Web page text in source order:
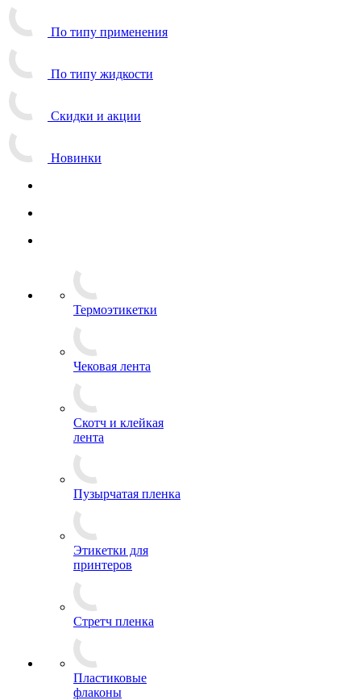
По типу применения
По типу жидкости
Скидки и акции
Новинки
Термоэтикетки
Чековая лента
Скотч и клейкая
лента
Пузырчатая пленка
Этикетки для
принтеров
Стретч пленка
Пластиковые
флаконы